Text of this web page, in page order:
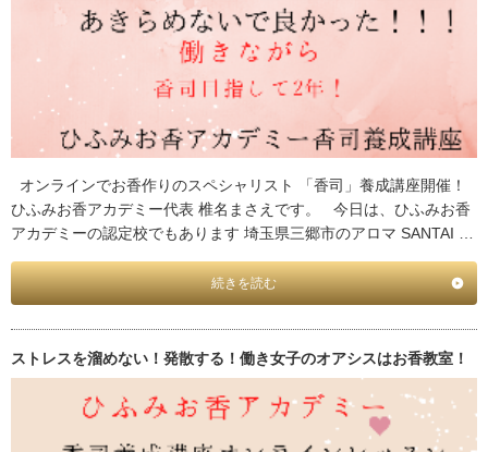
オンラインでお香作りのスペシャリスト 「香司」養成講座開催！
ひふみお香アカデミー代表 椎名まさえです。 今日は、ひふみお香
アカデミーの認定校でもあります 埼玉県三郷市のアロマ SANTAI …
続きを読む
ストレスを溜めない！発散する！働き女子のオアシスはお香教室！